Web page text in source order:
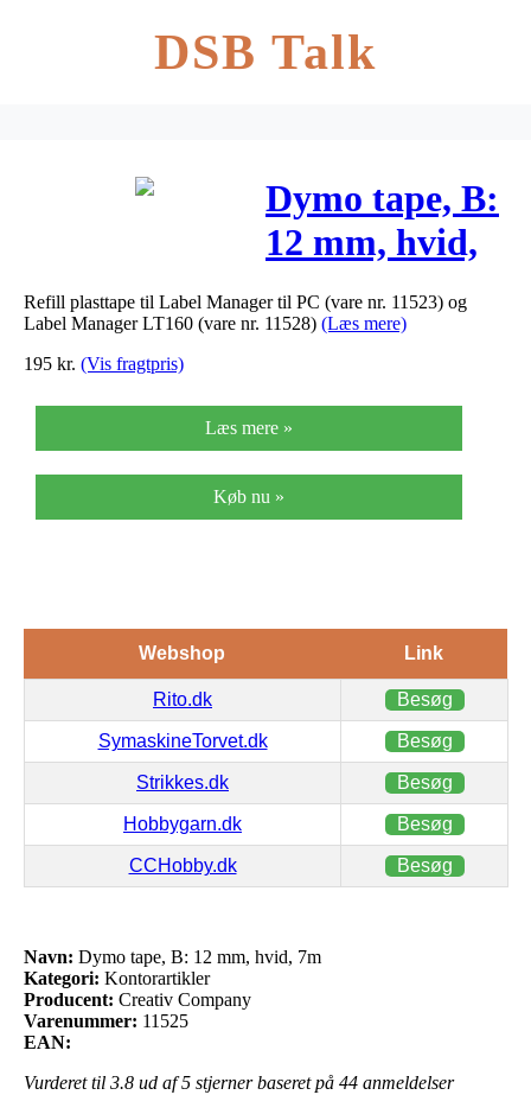
DSB Talk
Dymo tape, B:
12 mm, hvid,
7m
Refill plasttape til Label Manager til PC (vare nr. 11523) og
Label Manager LT160 (vare nr. 11528) (Læs mere)
195 kr. (Vis fragtpris)
Læs mere »
Køb nu »
Webshop Link
Rito.dk Besøg
SymaskineTorvet.dk Besøg
Strikkes.dk Besøg
Hobbygarn.dk Besøg
CCHobby.dk Besøg
Navn: Dymo tape, B: 12 mm, hvid, 7m
Kategori: Kontorartikler
Producent: Creativ Company
Varenummer: 11525
EAN:
Vurderet til 3.8 ud af 5 stjerner baseret på 44 anmeldelser